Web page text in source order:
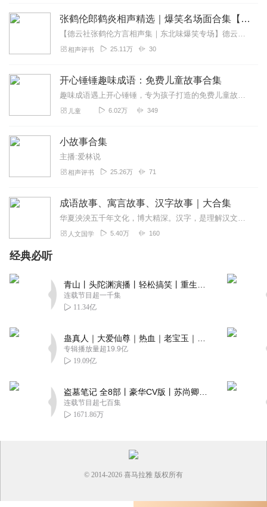
张鹤伦郎鹤炎相声精选｜爆笑名场面合集【成语接龙+童年故事】
【德云社张鹤伦方言相声集｜东北味爆笑专场】德云社"浪味仙"张鹤伦携搭档郎鹤炎带来原汁原味的东北风情相声盛宴！本专辑精选30段经典演出，既有《扒马褂》《黄鹤楼》...
相声评书 25.11万 30
开心锤锤趣味成语：免费儿童故事合集
趣味成语遇上开心锤锤，专为孩子打造的免费儿童故事来啦！用轻松搞笑的剧情、简单易懂的语言，把成语知识融入精彩小故事中，边听边学、趣味满满，让孩子轻松记住成语、爱上...
儿童 6.02万 349
小故事合集
主播:爱林说
相声评书 25.26万 71
成语故事、寓言故事、汉字故事｜大合集
华夏泱泱五千年文化，博大精深。汉字，是理解汉文化的密码；成语和寓言，是中华文化宝库中的璀璨明珠。在使用汉字，并且运用成语和寓言的过程中，人们深刻挖掘它们瑰丽的美...
人文国学 5.40万 160
经典必听
连载节目超一千集
11.34亿
专辑播放量超19.9亿
19.09亿
连载节目超七百集
1671.86万
© 2014-2026 喜马拉雅 版权所有